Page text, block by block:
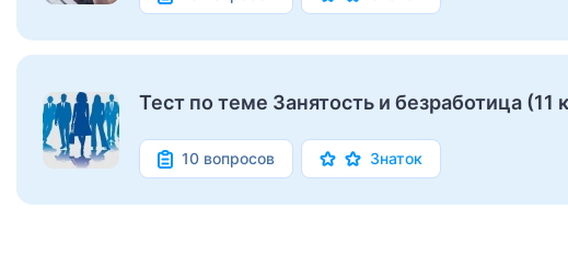
Тест по теме Занятость и безработица (11
10 вопросов Знаток